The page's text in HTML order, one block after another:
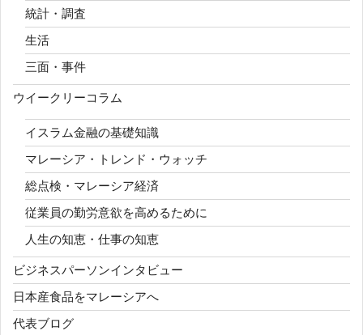
統計・調査
生活
三面・事件
ウイークリーコラム
イスラム金融の基礎知識
マレーシア・トレンド・ウォッチ
総点検・マレーシア経済
従業員の勤労意欲を高めるために
人生の知恵・仕事の知恵
ビジネスパーソンインタビュー
日本産食品をマレーシアへ
代表ブログ